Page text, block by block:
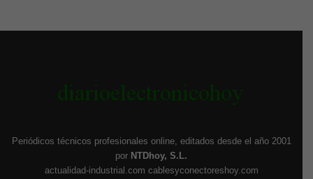
Periódicos técnicos profesionales online, editados desde el año 2001
por NTDhoy, S.L.
actualidad-industrial.com cablesyconectoreshoy.com